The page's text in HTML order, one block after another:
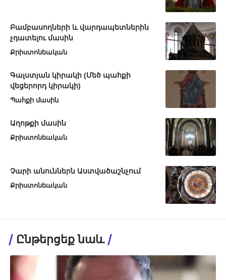
Բամբասողների և վարդապետներին
չդատելու մասին
Քրիստոնեական
Գալստյան կիրակի (Մեծ պահքի
վեցերորդ կիրակի)
Պահքի մասին
Աղոթքի մասին
Քրիստոնեական
Չարի անուններն Աստվածաշնչում
Քրիստոնեական
Ընթերցեք նաև